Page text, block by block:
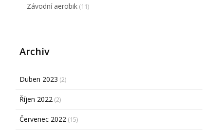
Závodní aerobik (11)
Archiv
Duben 2023 (2)
Říjen 2022 (2)
Červenec 2022 (15)